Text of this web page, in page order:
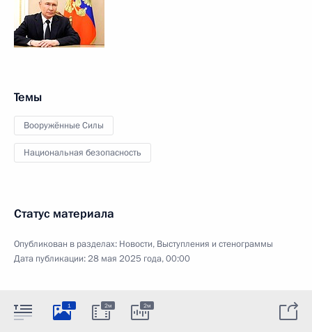
Темы
Вооружённые Силы
Национальная безопасность
Статус материала
Опубликован в разделах: Новости, Выступления и стенограммы
Дата публикации:28 мая 2025 года, 00:00
1 2м 2м